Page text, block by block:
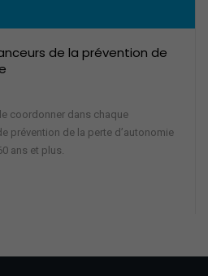
de la prévention de
coordonner dans chaque
prévention de la perte d’autonomie
ans et plus.